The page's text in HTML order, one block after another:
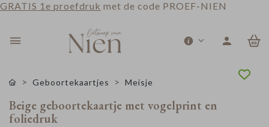
GRATIS 1e proefdruk met de code PROEF-NIEN
Geboortekaartjes Meisje
Beige geboortekaartje met vogelprint en
foliedruk